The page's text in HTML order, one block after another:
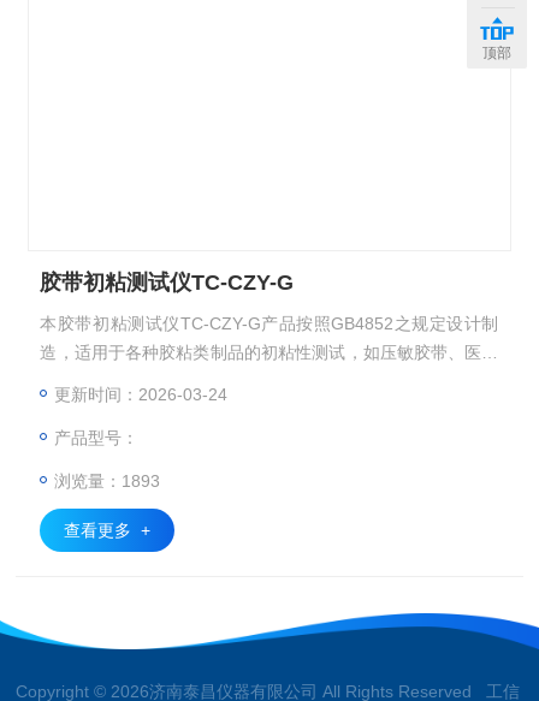
胶带初粘测试仪TC-CZY-G
本胶带初粘测试仪TC-CZY-G产品按照GB4852之规定设计制
造，适用于各种胶粘类制品的初粘性测试，如压敏胶带、医用
更新时间：2026-03-24
产品型号：
浏览量：1893
查看更多 +
Copyright © 2026济南泰昌仪器有限公司 All Rights Reserved 工信
顶部